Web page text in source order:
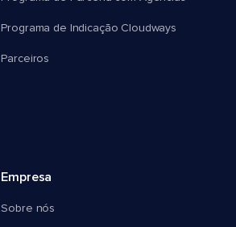
Programa de Indicação Cloudways
Parceiros
Empresa
Sobre nós